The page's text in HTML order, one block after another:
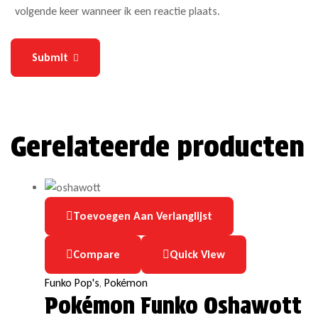
volgende keer wanneer ik een reactie plaats.
Submit
Gerelateerde producten
Toevoegen Aan Verlanglijst
Compare Quick View
Funko Pop's, Pokémon
Pokémon Funko Oshawott